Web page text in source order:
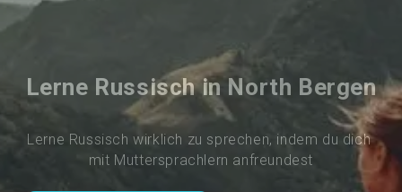
Lerne Russisch in North Bergen
Lerne Russisch wirklich zu sprechen, indem du dich
mit Muttersprachlern anfreundest